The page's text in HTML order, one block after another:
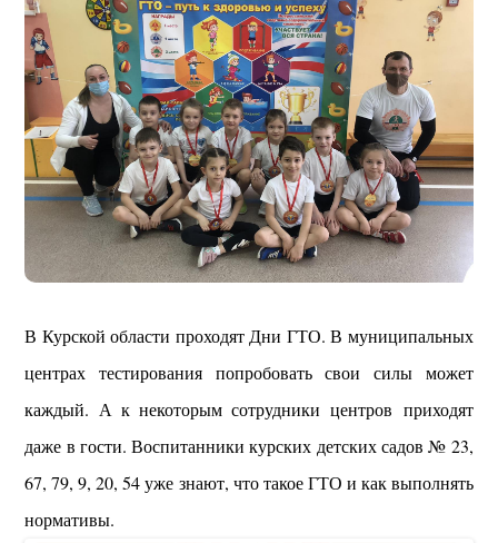
В Курской области проходят Дни ГТО. В муниципальных
центрах тестирования попробовать свои силы может
каждый. А к некоторым сотрудники центров приходят
даже в гости. Воспитанники курских детских садов № 23,
67, 79, 9, 20, 54 уже знают, что такое ГТО и как выполнять
нормативы.